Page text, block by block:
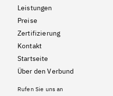
Leistungen
Preise
Zertifizierung
Kontakt
Startseite
Über den Verbund
Rufen Sie uns an